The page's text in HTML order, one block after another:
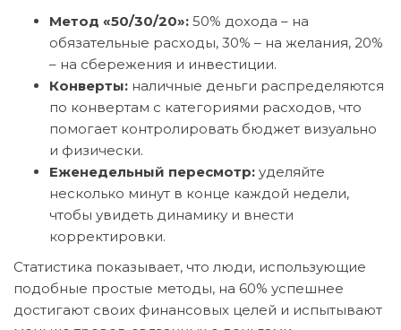
Метод «50/30/20»: 50% дохода – на
обязательные расходы, 30% – на желания, 20%
– на сбережения и инвестиции.
Конверты: наличные деньги распределяются
по конвертам с категориями расходов, что
помогает контролировать бюджет визуально
и физически.
Еженедельный пересмотр: уделяйте
несколько минут в конце каждой недели,
чтобы увидеть динамику и внести
корректировки.
Статистика показывает, что люди, использующие
подобные простые методы, на 60% успешнее
достигают своих финансовых целей и испытывают